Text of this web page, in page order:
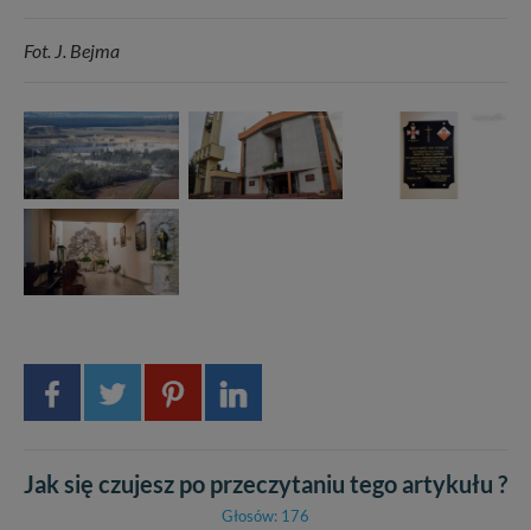
Fot. J. Bejma
Jak się czujesz po przeczytaniu tego artykułu ?
Głosów: 176